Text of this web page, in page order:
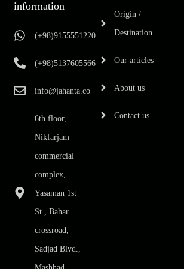
information
(+98)9155551220
(+98)5137605566
info@jahanta.co
6th floor,
Nikfarjam
commercial
complex,
Yasaman 1st
St., Bahar
crossroad,
Sadjad Blvd.,
Origin /
Destination
Our articles
About us
Contact us